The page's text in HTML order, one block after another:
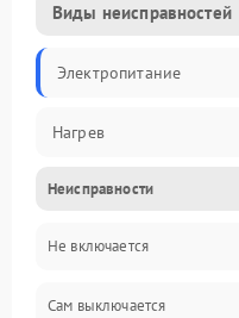
Виды неисправностей
Электропитание
Нагрев
Неисправности
Не включается
Сам выключается